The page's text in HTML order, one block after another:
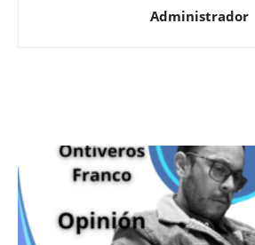
Administrador